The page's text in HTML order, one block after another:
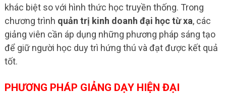
khác biệt so với hình thức học truyền thống. Trong
chương trình quản trị kinh doanh đại học từ xa, các
giảng viên cần áp dụng những phương pháp sáng tạo
để giữ người học duy trì hứng thú và đạt được kết quả
tốt.
PHƯƠNG PHÁP GIẢNG DẠY HIỆN ĐẠI